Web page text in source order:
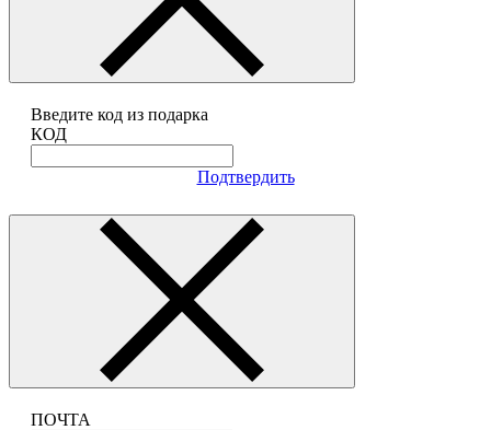
Введите код из подарка
КОД
Подтвердить
ПОЧТА